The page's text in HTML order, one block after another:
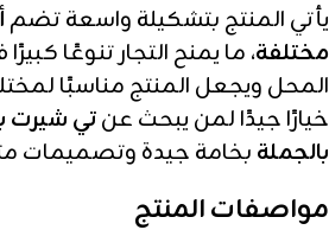
يأتي المنتج بتشكيلة واسعة تضم
مختلفة، ما يمنح التجار تنوعًا
المحل ويجعل المنتج مناسبًا
خيارًا جيدًا لمن يبحث عنتي شيرت
بالجملة بخامة جيدة وتصميمات
مواصفات المنتج